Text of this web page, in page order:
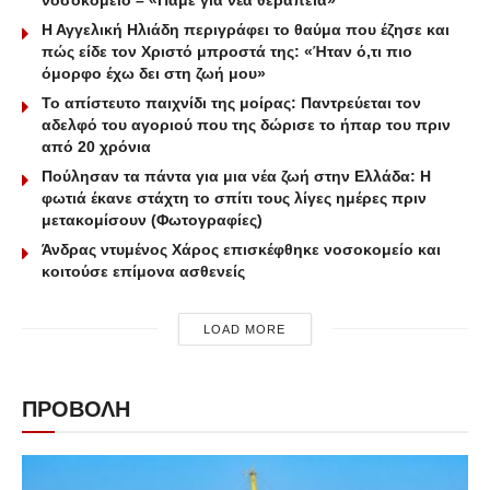
Η Αγγελική Ηλιάδη περιγράφει το θαύμα που έζησε και
πώς είδε τον Χριστό μπροστά της: «Ήταν ό,τι πιο
όμορφο έχω δει στη ζωή μου»
Το απίστευτο παιχνίδι της μοίρας: Παντρεύεται τον
αδελφό του αγοριού που της δώρισε το ήπαρ του πριν
από 20 χρόνια
Πούλησαν τα πάντα για μια νέα ζωή στην Ελλάδα: Η
φωτιά έκανε στάχτη το σπίτι τους λίγες ημέρες πριν
μετακομίσουν (Φωτογραφίες)
Άνδρας ντυμένος Χάρος επισκέφθηκε νοσοκομείο και
κοιτούσε επίμονα ασθενείς
LOAD MORE
ΠΡΟΒΟΛΗ